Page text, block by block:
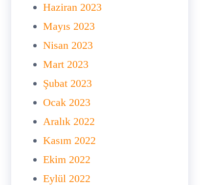
Haziran 2023
Mayıs 2023
Nisan 2023
Mart 2023
Şubat 2023
Ocak 2023
Aralık 2022
Kasım 2022
Ekim 2022
Eylül 2022